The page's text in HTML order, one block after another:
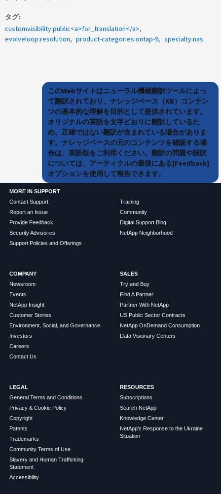
タグ
customvisibility:public<a>for_translation</a>
evolveloop:resolution
product-categories:ontap-9 specialty:nas
このWebサイトはニューラル機械翻訳ツールによっ
て翻訳されており、ナレッジベース（KB）コンテン
ツの基本的な理解を目的として提供されています。
オリジナルの英語を文字どおりに翻訳しているた
め、正確ではない翻訳が含まれている場合がありま
す。ナレッジベースの元のコンテンツを確認する場
合は、英語版をご利用ください。翻訳の問題や誤訳
については、アーティクルの最後にある[Feedback]
オプションを使用して報告できます。
MORE IN SUPPORT
Contact Support
Report an Issue
Provide Feedback
Security Advisories
Support Policies and Offerings
Training
Community
Digital Support Blog
NetApp Neighborhood
COMPANY
Newsroom
Events
NetApp Insight
Customer Stories
Environment, Social, and Governance
Investors
Careers
Contact Us
SALES
Try and Buy
Find A Partner
Partner With NetApp
US Public Sector Contracts
NetApp OnDemand Consumption
Data Visionary Centers
LEGAL
General Terms and Conditions
Privacy & Cookie Policy
Copyright
Patents
Trademarks
Community Terms of Use
Slavery and Human Trafficking
Statement
Accessibility
RESOURCES
Subscriptions
Search NetApp
Knowledge Center
NetApp's Response to the Ukraine
Situation